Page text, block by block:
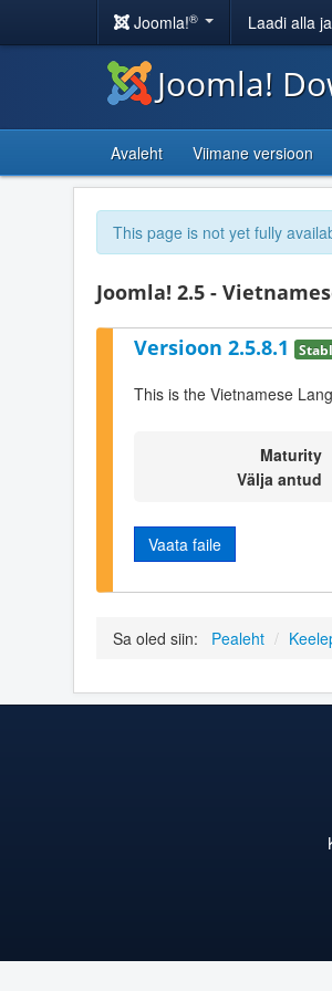
Joomla!® Laadi alla
Joomla!
Avaleht Viimane versioon
This page is not yet fully
Joomla! 2.5 -
Versioon 2.5.8.1
This is the Vietnamese
Maturity
Välja antud
Vaata faile
Sa oled siin: Pealeht /